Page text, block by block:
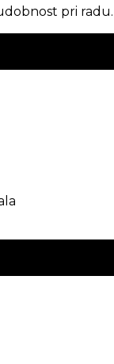
pri radu.